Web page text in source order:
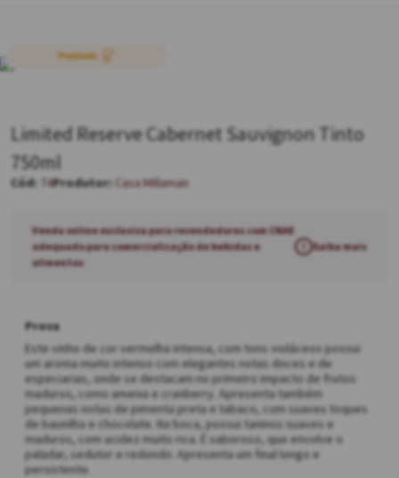
Limited Reserve Cabernet Sauvignon Tinto
750ml
74 Casa Millaman
Venda online exclusiva para revendedores com CNAE
adequado para comercialização de bebidas e
alimentos
Saiba mais
Prova
Este vinho de cor vermelha intensa, com tons violáceos possui
um aroma muito intenso com elegantes notas doces e de
especiarias, onde se destacam no primeiro impacto de frutos
maduros, como ameixa e cranberry. Apresenta também
pequenas notas de pimenta preta e tabaco, com suaves toques
de baunilha e chocolate. Na boca, possui taninos suaves e
maduros, com acidez muito rica. É saboroso, que envolve o
paladar, sedutor e redondo. Apresenta um final longo e
persistente.